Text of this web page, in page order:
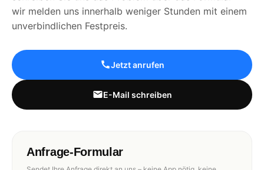
wir melden uns innerhalb weniger Stunden mit einem
unverbindlichen Festpreis.
Jetzt anrufen
E-Mail schreiben
Anfrage-Formular